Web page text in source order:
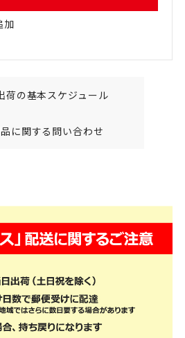
加
の基本スケジュール
に関する問い合わせ